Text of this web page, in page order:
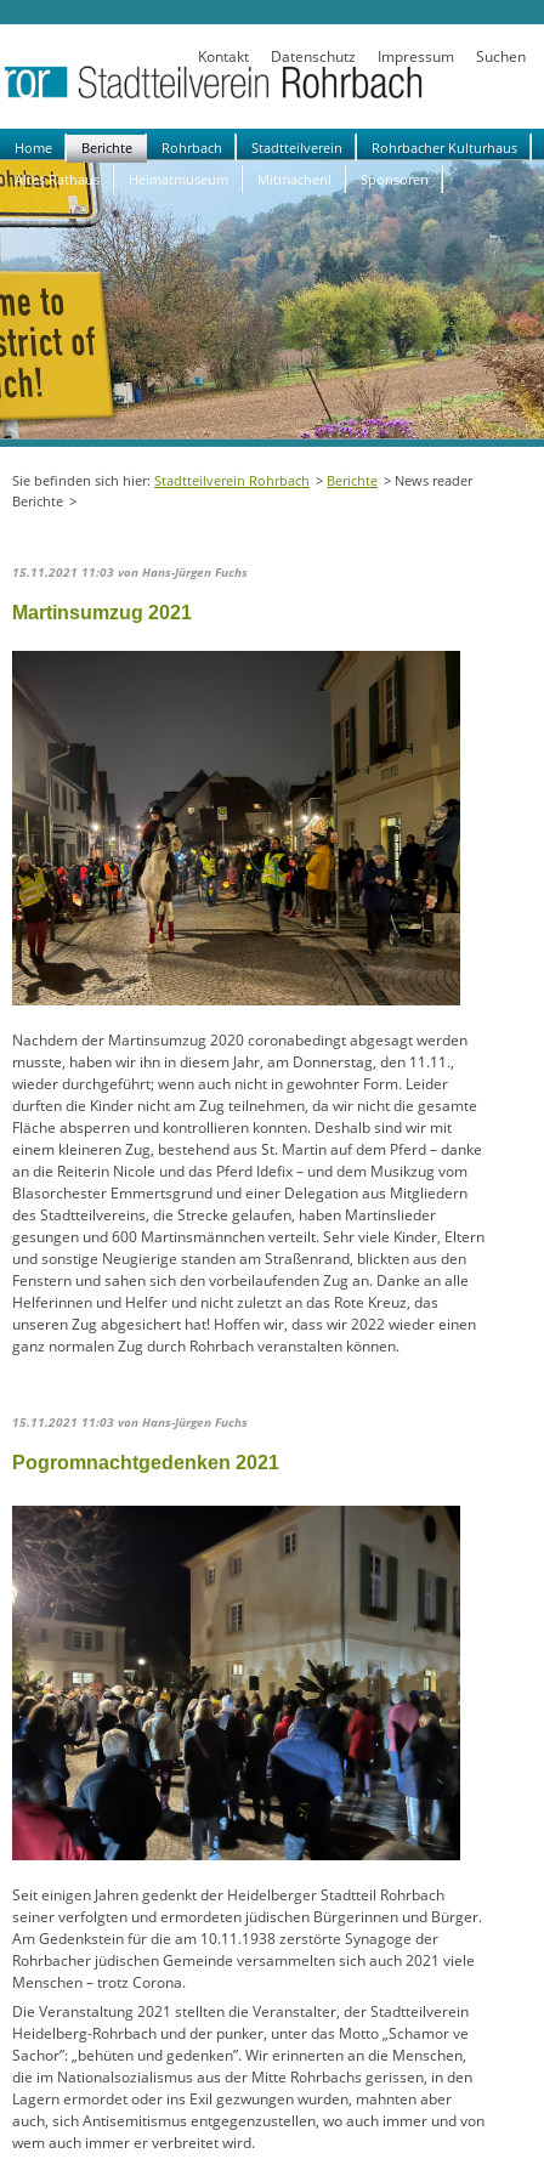
Kontakt Datenschutz Impressum Suchen
Navigation
überspringen
Home Berichte Rohrbach Stadtteilverein
Rohrbacher Kulturhaus
Altes Rathaus
Heimatmuseum Mitmachen! Sponsoren
Stadtteilverein Rohrbach Berichte
News reader
Berichte
15.11.2021 11:03 von Hans-Jürgen Fuchs
Martinsumzug 2021
Nachdem der Martinsumzug 2020 coronabedingt abgesagt werden
musste, haben wir ihn in diesem Jahr, am Donnerstag, den 11.11.,
wieder durchgeführt; wenn auch nicht in gewohnter Form. Leider
durften die Kinder nicht am Zug teilnehmen, da wir nicht die gesamte
Fläche absperren und kontrollieren konnten. Deshalb sind wir mit
einem kleineren Zug, bestehend aus St. Martin auf dem Pferd – danke
an die Reiterin Nicole und das Pferd Idefix – und dem Musikzug vom
Blasorchester Emmertsgrund und einer Delegation aus Mitgliedern
des Stadtteilvereins, die Strecke gelaufen, haben Martinslieder
gesungen und 600 Martinsmännchen verteilt. Sehr viele Kinder, Eltern
und sonstige Neugierige standen am Straßenrand, blickten aus den
Fenstern und sahen sich den vorbeilaufenden Zug an. Danke an alle
Helferinnen und Helfer und nicht zuletzt an das Rote Kreuz, das
unseren Zug abgesichert hat! Hoffen wir, dass wir 2022 wieder einen
ganz normalen Zug durch Rohrbach veranstalten können.
15.11.2021 11:03 von Hans-Jürgen Fuchs
Pogromnachtgedenken 2021
Seit einigen Jahren gedenkt der Heidelberger Stadtteil Rohrbach
seiner verfolgten und ermordeten jüdischen Bürgerinnen und Bürger.
Am Gedenkstein für die am 10.11.1938 zerstörte Synagoge der
Rohrbacher jüdischen Gemeinde versammelten sich auch 2021 viele
Menschen – trotz Corona.
Die Veranstaltung 2021 stellten die Veranstalter, der Stadtteilverein
Heidelberg-Rohrbach und der punker, unter das Motto „Schamor ve
Sachor”: „behüten und gedenken”. Wir erinnerten an die Menschen,
die im Nationalsozialismus aus der Mitte Rohrbachs gerissen, in den
Lagern ermordet oder ins Exil gezwungen wurden, mahnten aber
auch, sich Antisemitismus entgegenzustellen, wo auch immer und von
wem auch immer er verbreitet wird.